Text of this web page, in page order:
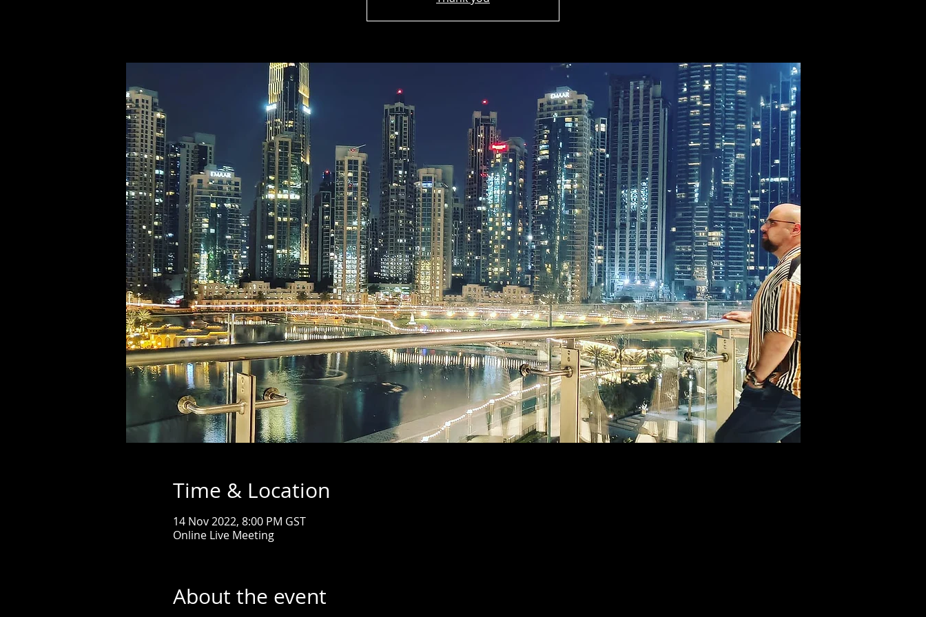
Time & Location
14 Nov 2022, 8:00 PM GST
Online Live Meeting
About the event